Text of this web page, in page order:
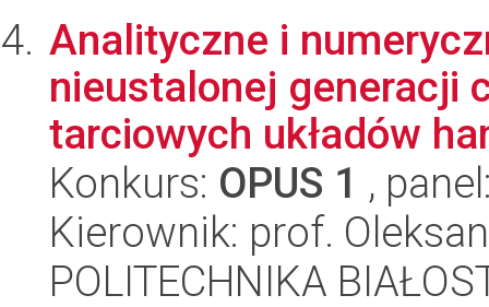
Analityczne i
nieustalonej generacji
tarciowych układów
Konkurs: OPUS 1 ,
Kierownik: prof.
POLITECHNIKA